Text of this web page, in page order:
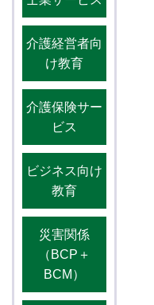
介護経営者向
け教育
介護保険サー
ビス
ビジネス向け
教育
災害関係
（BCP＋
BCM）